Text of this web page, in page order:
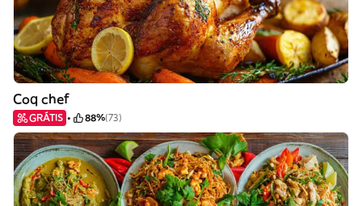
Coq chef
GRÁTIS 88%(73)